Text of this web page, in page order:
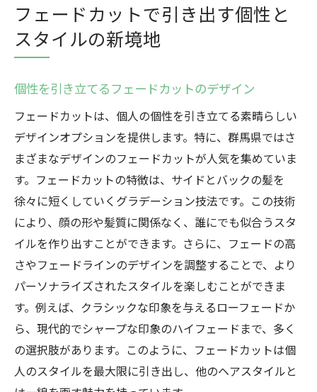
フェードカットで引き出す個性と
スタイルの新境地
個性を引き立てるフェードカットのデザイン
フェードカットは、個人の個性を引き立てる素晴らしい
デザインオプションを提供します。特に、群馬県ではさ
まざまなデザインのフェードカットが人気を集めていま
す。フェードカットの特徴は、サイドとバックの髪を
徐々に短くしていくグラデーション技法です。この技術
により、顔の形や髪質に関係なく、誰にでも似合うスタ
イルを作り出すことができます。さらに、フェードの高
さやフェードラインのデザインを調整することで、より
パーソナライズされたスタイルを楽しむことができま
す。例えば、クラシックな印象を与えるローフェードか
ら、現代的でシャープな印象のハイフェードまで、多く
の選択肢があります。このように、フェードカットは個
人のスタイルを最大限に引き出し、他のヘアスタイルと